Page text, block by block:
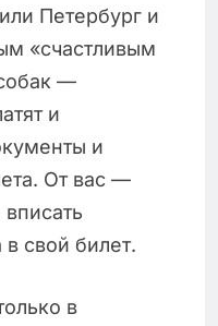
Петербург и
«счастливым
—
и
и
От вас —
в свой билет.
в